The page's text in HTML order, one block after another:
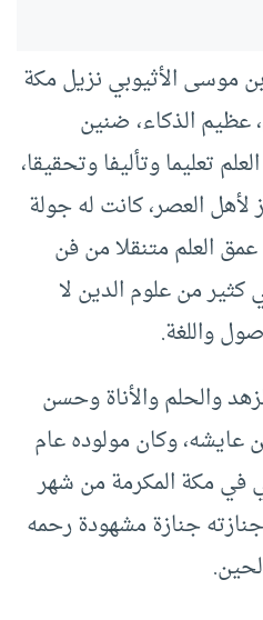
موسى الأثيوبي نزيل مكة
عظيم الذكاء، ضنين
تعليما وتأليفا وتحقيقا،
العصر، كانت له جولة
العلم متنقلا من فن
من علوم الدين لا
واللغة.
والحلم والأناة وحسن
عايشه، وكان مولوده عام
في مكة المكرمة من شهر
وكانت جنازته جنازة مشهودة رحمه